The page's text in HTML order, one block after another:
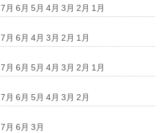
7月 6月 5月 4月 3月 2月 1月
7月 6月 4月 3月 2月 1月
7月 6月 5月 4月 3月 2月 1月
7月 6月 5月 4月 3月 2月
7月 6月 3月